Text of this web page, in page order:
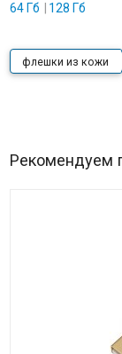
64 Гб
128 Гб
флешки из кожи
Рекомендуем